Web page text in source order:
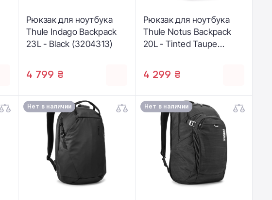
Рюкзак для ноутбука
Thule Indago Backpack
23L - Black (3204313)
4 799 ₴
Рюкзак для ноутбука
Thule Notus Backpack
20L - Tinted Taupe
4 299 ₴
Нет в наличии Нет в наличии